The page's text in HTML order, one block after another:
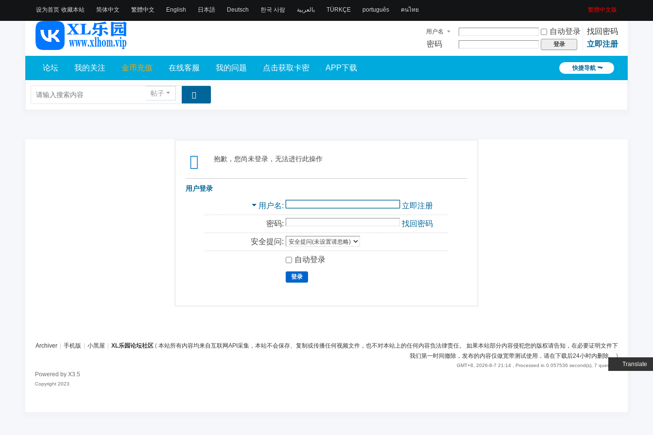
设为首页 收藏本站
Translate
简体中文 繁體中文 English 日本語 Deutsch 한국 사람 بالعربية TÜRKÇE português คนไทย 繁體中文版
用户名 自动登录
找回密码
密码
登录 立即注册
快捷导航
论坛 我的关注 金币充值 在线客服 我的问题 点击获取卡密 APP下载
帖子
抱歉，您尚未登录，无法进行此操作
用户登录
用户名 立即注册
密码: 找回密码
安全提问:
自动登录
登录
Archiver 手机版 小黑屋 XL乐园论坛社区 ( 本站所有内容均来自互联网API采集，本站不会保存、复制或传播任何视频文件，也不对本站上的任何内容负法律责任。 如果本站部分内容侵犯您的版权请告知，在必要证明文件下
我们第一时间撤除，发布的内容仅做宽带测试使用，请在下载后24小时内删除。)
GMT+8, 2026-8-7 21:14 , Processed in 0.057536 second(s), 7 queries .
Powered by X3.5
Copyright 2023